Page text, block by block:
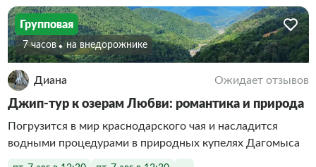
Групповая
7 часов На внедорожнике
Диана Ожидает отзывов
Джип-тур к озерам Любви: романтика и природа
Погрузится в мир краснодарского чая и насладится
водными процедурами в природных купелях Дагомыса